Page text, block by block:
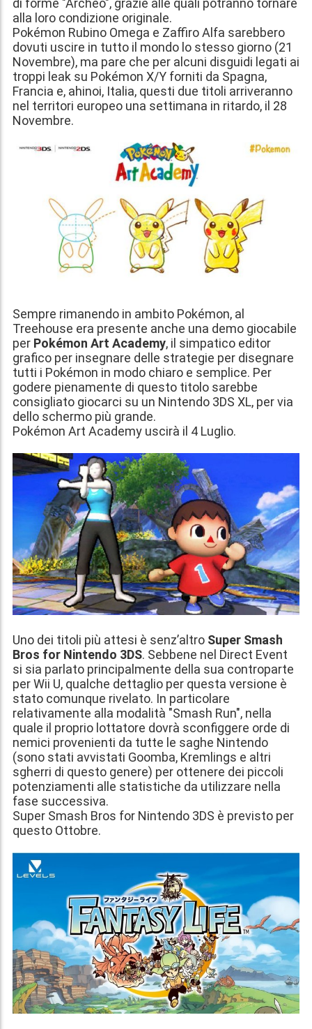
di forme "Archeo", grazie alle quali potranno tornare
alla loro condizione originale.
Pokémon Rubino Omega e Zaffiro Alfa sarebbero
dovuti uscire in tutto il mondo lo stesso giorno (21
Novembre), ma pare che per alcuni disguidi legati ai
troppi leak su Pokémon X/Y forniti da Spagna,
Francia e, ahinoi, Italia, questi due titoli arriveranno
nel territori europeo una settimana in ritardo, il 28
Novembre.
Sempre rimanendo in ambito Pokémon, al
Treehouse era presente anche una demo giocabile
per Pokémon Art Academy, il simpatico editor
grafico per insegnare delle strategie per disegnare
tutti i Pokémon in modo chiaro e semplice. Per
godere pienamente di questo titolo sarebbe
consigliato giocarci su un Nintendo 3DS XL, per via
dello schermo più grande.
Pokémon Art Academy uscirà il 4 Luglio.
Uno dei titoli più attesi è senz’altro Super Smash
Bros for Nintendo 3DS. Sebbene nel Direct Event
si sia parlato principalmente della sua controparte
per Wii U, qualche dettaglio per questa versione è
stato comunque rivelato. In particolare
relativamente alla modalità "Smash Run", nella
quale il proprio lottatore dovrà sconfiggere orde di
nemici provenienti da tutte le saghe Nintendo
(sono stati avvistati Goomba, Kremlings e altri
sgherri di questo genere) per ottenere dei piccoli
potenziamenti alle statistiche da utilizzare nella
fase successiva.
Super Smash Bros for Nintendo 3DS è previsto per
questo Ottobre.